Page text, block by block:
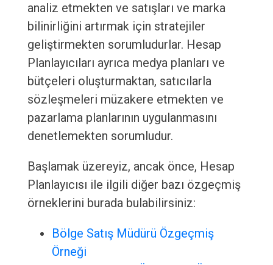
analiz etmekten ve satışları ve marka
bilinirliğini artırmak için stratejiler
geliştirmekten sorumludurlar. Hesap
Planlayıcıları ayrıca medya planları ve
bütçeleri oluşturmaktan, satıcılarla
sözleşmeleri müzakere etmekten ve
pazarlama planlarının uygulanmasını
denetlemekten sorumludur.
Başlamak üzereyiz, ancak önce, Hesap
Planlayıcısı ile ilgili diğer bazı özgeçmiş
örneklerini burada bulabilirsiniz:
Bölge Satış Müdürü Özgeçmiş
Örneği